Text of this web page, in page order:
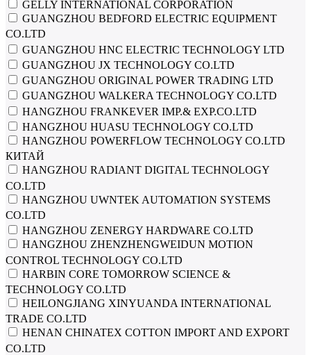
GELLY INTERNATIONAL CORPORATION
GUANGZHOU BEDFORD ELECTRIC EQUIPMENT
CO.LTD
GUANGZHOU HNC ELECTRIC TECHNOLOGY LTD
GUANGZHOU JX TECHNOLOGY CO.LTD
GUANGZHOU ORIGINAL POWER TRADING LTD
GUANGZHOU WALKERA TECHNOLOGY CO.LTD
HANGZHOU FRANKEVER IMP.& EXP.CO.LTD
HANGZHOU HUASU TECHNOLOGY CO.LTD
HANGZHOU POWERFLOW TECHNOLOGY CO.LTD
КИТАЙ
HANGZHOU RADIANT DIGITAL TECHNOLOGY
CO.LTD
HANGZHOU UWNTEK AUTOMATION SYSTEMS
CO.LTD
HANGZHOU ZENERGY HARDWARE CO.LTD
HANGZHOU ZHENZHENGWEIDUN MOTION
CONTROL TECHNOLOGY CO.LTD
HARBIN CORE TOMORROW SCIENCE &
TECHNOLOGY CO.LTD
HEILONGJIANG XINYUANDA INTERNATIONAL
TRADE CO.LTD
HENAN CHINATEX COTTON IMPORT AND EXPORT
CO.LTD